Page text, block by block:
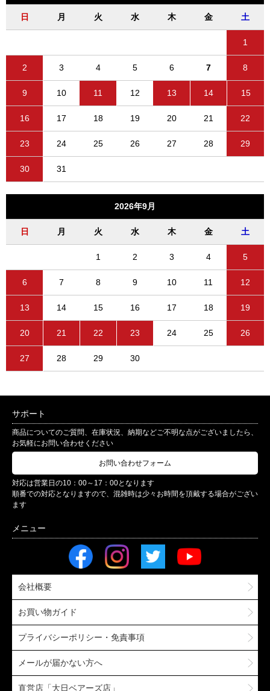
日 月 火 水 木 金 土
1
2 3 4 5 6 7 8
9 10 11 12 13 14 15
16 17 18 19 20 21 22
23 24 25 26 27 28 29
30 31
2026年9月
日 月 火 水 木 金 土
1 2 3 4 5
6 7 8 9 10 11 12
13 14 15 16 17 18 19
20 21 22 23 24 25 26
27 28 29 30
サポート
商品についてのご質問、在庫状況、納期などご不明な点がございましたら、
お気軽にお問い合わせください
お問い合わせフォーム
対応は営業日の10：00～17：00となります
順番での対応となりますので、混雑時は少々お時間を頂戴する場合がござい
ます
会社概要
お買い物ガイド
プライバシーポリシー・免責事項
メールが届かない方へ
直営店「大日ベアーズ店」